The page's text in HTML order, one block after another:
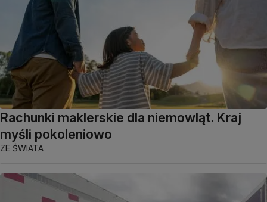
Rachunki maklerskie dla niemowląt. Kraj
myśli pokoleniowo
ZE ŚWIATA